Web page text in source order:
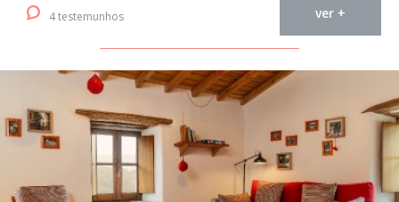
4 testemunhos ver +